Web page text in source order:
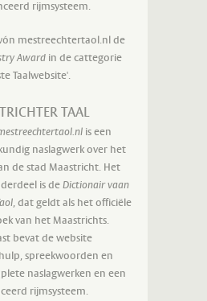
rijmsysteem.
mestreechtertaol.nl de
Awardin de cattegorie
Taalwebsite'.
TAAL
is een
naslagwerk over het
de stad Maastricht. Het
is de Dictionair vaan
, dat geldt als het officiële
van het Maastrichts.
bevat de website
spreekwoorden en
naslagwerken en een
rijmsysteem.